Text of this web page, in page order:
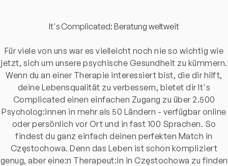
It's Complicated: Beratung weltweit
Für viele von uns war es vielleicht noch nie so wichtig wie
jetzt, sich um unsere psychische Gesundheit zu kümmern.
Wenn du an einer Therapie interessiert bist, die dir hilft,
deine Lebensqualität zu verbessern, bietet dir It's
Complicated einen einfachen Zugang zu über 2.500
Psycholog:innen in mehr als 50 Ländern - verfügbar online
oder persönlich vor Ort und in fast 100 Sprachen. So
findest du ganz einfach deinen perfekten Match in
Częstochowa. Denn das Leben ist schon kompliziert
genug, aber eine:n Therapeut:in in Częstochowa zu finden